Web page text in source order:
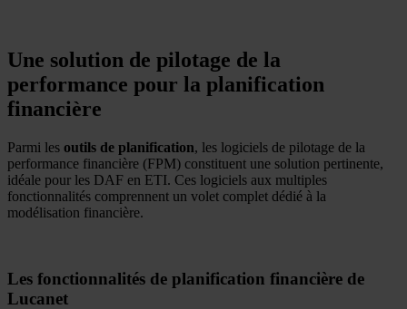
Une solution de pilotage de la
performance pour la planification
financière
Parmi les outils de planification, les logiciels de pilotage de la
performance financière (FPM) constituent une solution pertinente,
idéale pour les DAF en ETI. Ces logiciels aux multiples
fonctionnalités comprennent un volet complet dédié à la
modélisation financière.
Les fonctionnalités de planification financière de
Lucanet